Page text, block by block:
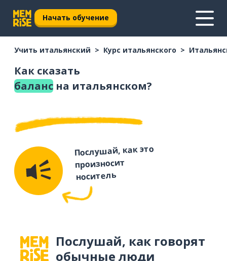
Начать обучение
Учить итальянский Курс итальянского
Как сказать
баланс на итальянском?
Послушай, как это
произносит
носитель
Послушай, как говорят
обычные люди